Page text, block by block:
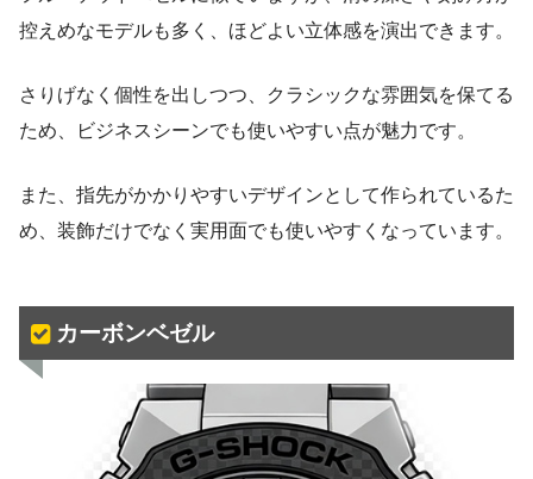
控えめなモデルも多く、ほどよい立体感を演出できます。
さりげなく個性を出しつつ、クラシックな雰囲気を保てる
ため、ビジネスシーンでも使いやすい点が魅力です。
また、指先がかかりやすいデザインとして作られているた
め、装飾だけでなく実用面でも使いやすくなっています。
カーボンベゼル